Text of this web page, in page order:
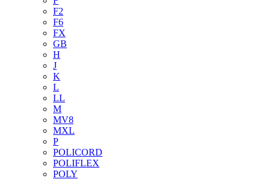
F2
F6
FX
GB
H
J
K
L
LL
M
MV8
MXL
P
POLICORD
POLIFLEX
POLY